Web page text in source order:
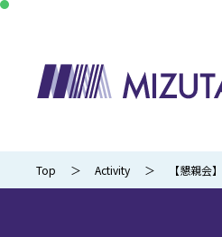
Top Activity 【懇親会